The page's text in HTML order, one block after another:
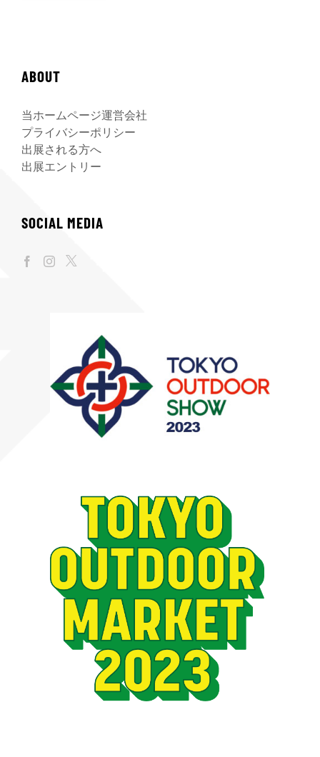
ABOUT
当ホームページ運営会社
プライバシーポリシー
出展される方へ
出展エントリー
SOCIAL MEDIA